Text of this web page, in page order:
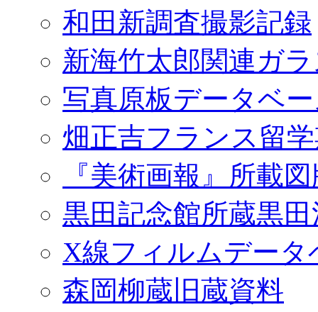
和田新調査撮影記録
新海竹太郎関連ガ
写真原板データベ
畑正吉フランス留
『美術画報』所載
黒田記念館所蔵黒
X線フィルムデータ
森岡柳蔵旧蔵資料